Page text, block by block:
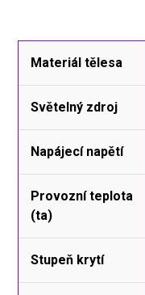
Materiál tělesa
Světelný zdroj
Napájecí napětí
Provozní teplota
(ta)
Stupeň krytí